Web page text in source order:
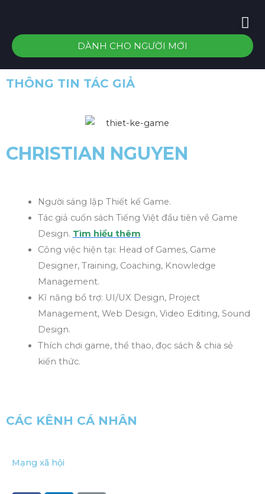
DÀNH CHO NGƯỜI MỚI
THÔNG TIN TÁC GIẢ
CHRISTIAN NGUYEN
Người sáng lập Thiết kế Game.
Tác giả cuốn sách Tiếng Việt đầu tiên về Game
Design. Tìm hiểu thêm
Công việc hiện tại: Head of Games, Game
Designer, Training, Coaching, Knowledge
Management.
Kĩ năng bổ trợ: UI/UX Design, Project
Management, Web Design, Video Editing, Sound
Design.
Thích chơi game, thể thao, đọc sách & chia sẻ
kiến thức.
CÁC KÊNH CÁ NHÂN
Mạng xã hội